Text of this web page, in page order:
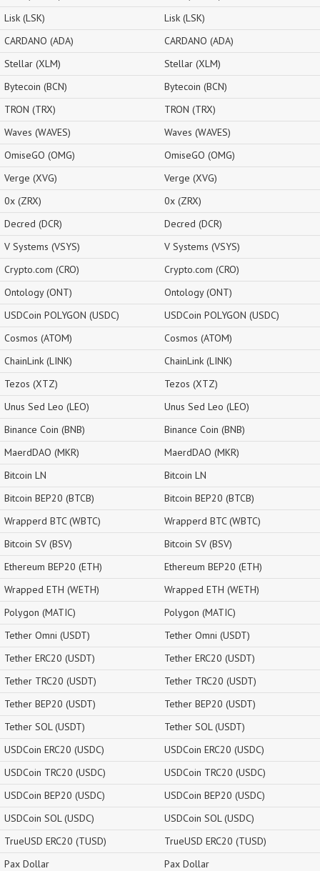
Lisk (LSK)
CARDANO (ADA)
Stellar (XLM)
Bytecoin (BCN)
TRON (TRX)
Waves (WAVES)
OmiseGO (OMG)
Verge (XVG)
0x (ZRX)
Decred (DCR)
V Systems (VSYS)
Crypto.com (CRO)
Ontology (ONT)
USDCoin POLYGON (USDC)
Cosmos (ATOM)
ChainLink (LINK)
Tezos (XTZ)
Unus Sed Leo (LEO)
Binance Coin (BNB)
MaerdDAO (MKR)
Bitcoin LN
Bitcoin BEP20 (BTCB)
Wrapperd BTC (WBTC)
Bitcoin SV (BSV)
Ethereum BEP20 (ETH)
Wrapped ETH (WETH)
Polygon (MATIC)
Tether Omni (USDT)
Tether ERC20 (USDT)
Tether TRC20 (USDT)
Tether BEP20 (USDT)
Tether SOL (USDT)
USDCoin ERC20 (USDC)
USDCoin TRC20 (USDC)
USDCoin BEP20 (USDC)
USDCoin SOL (USDC)
TrueUSD ERC20 (TUSD)
Pax Dollar
Lisk (LSK)
CARDANO (ADA)
Stellar (XLM)
Bytecoin (BCN)
TRON (TRX)
Waves (WAVES)
OmiseGO (OMG)
Verge (XVG)
0x (ZRX)
Decred (DCR)
V Systems (VSYS)
Crypto.com (CRO)
Ontology (ONT)
USDCoin POLYGON (USDC)
Cosmos (ATOM)
ChainLink (LINK)
Tezos (XTZ)
Unus Sed Leo (LEO)
Binance Coin (BNB)
MaerdDAO (MKR)
Bitcoin LN
Bitcoin BEP20 (BTCB)
Wrapperd BTC (WBTC)
Bitcoin SV (BSV)
Ethereum BEP20 (ETH)
Wrapped ETH (WETH)
Polygon (MATIC)
Tether Omni (USDT)
Tether ERC20 (USDT)
Tether TRC20 (USDT)
Tether BEP20 (USDT)
Tether SOL (USDT)
USDCoin ERC20 (USDC)
USDCoin TRC20 (USDC)
USDCoin BEP20 (USDC)
USDCoin SOL (USDC)
TrueUSD ERC20 (TUSD)
Pax Dollar